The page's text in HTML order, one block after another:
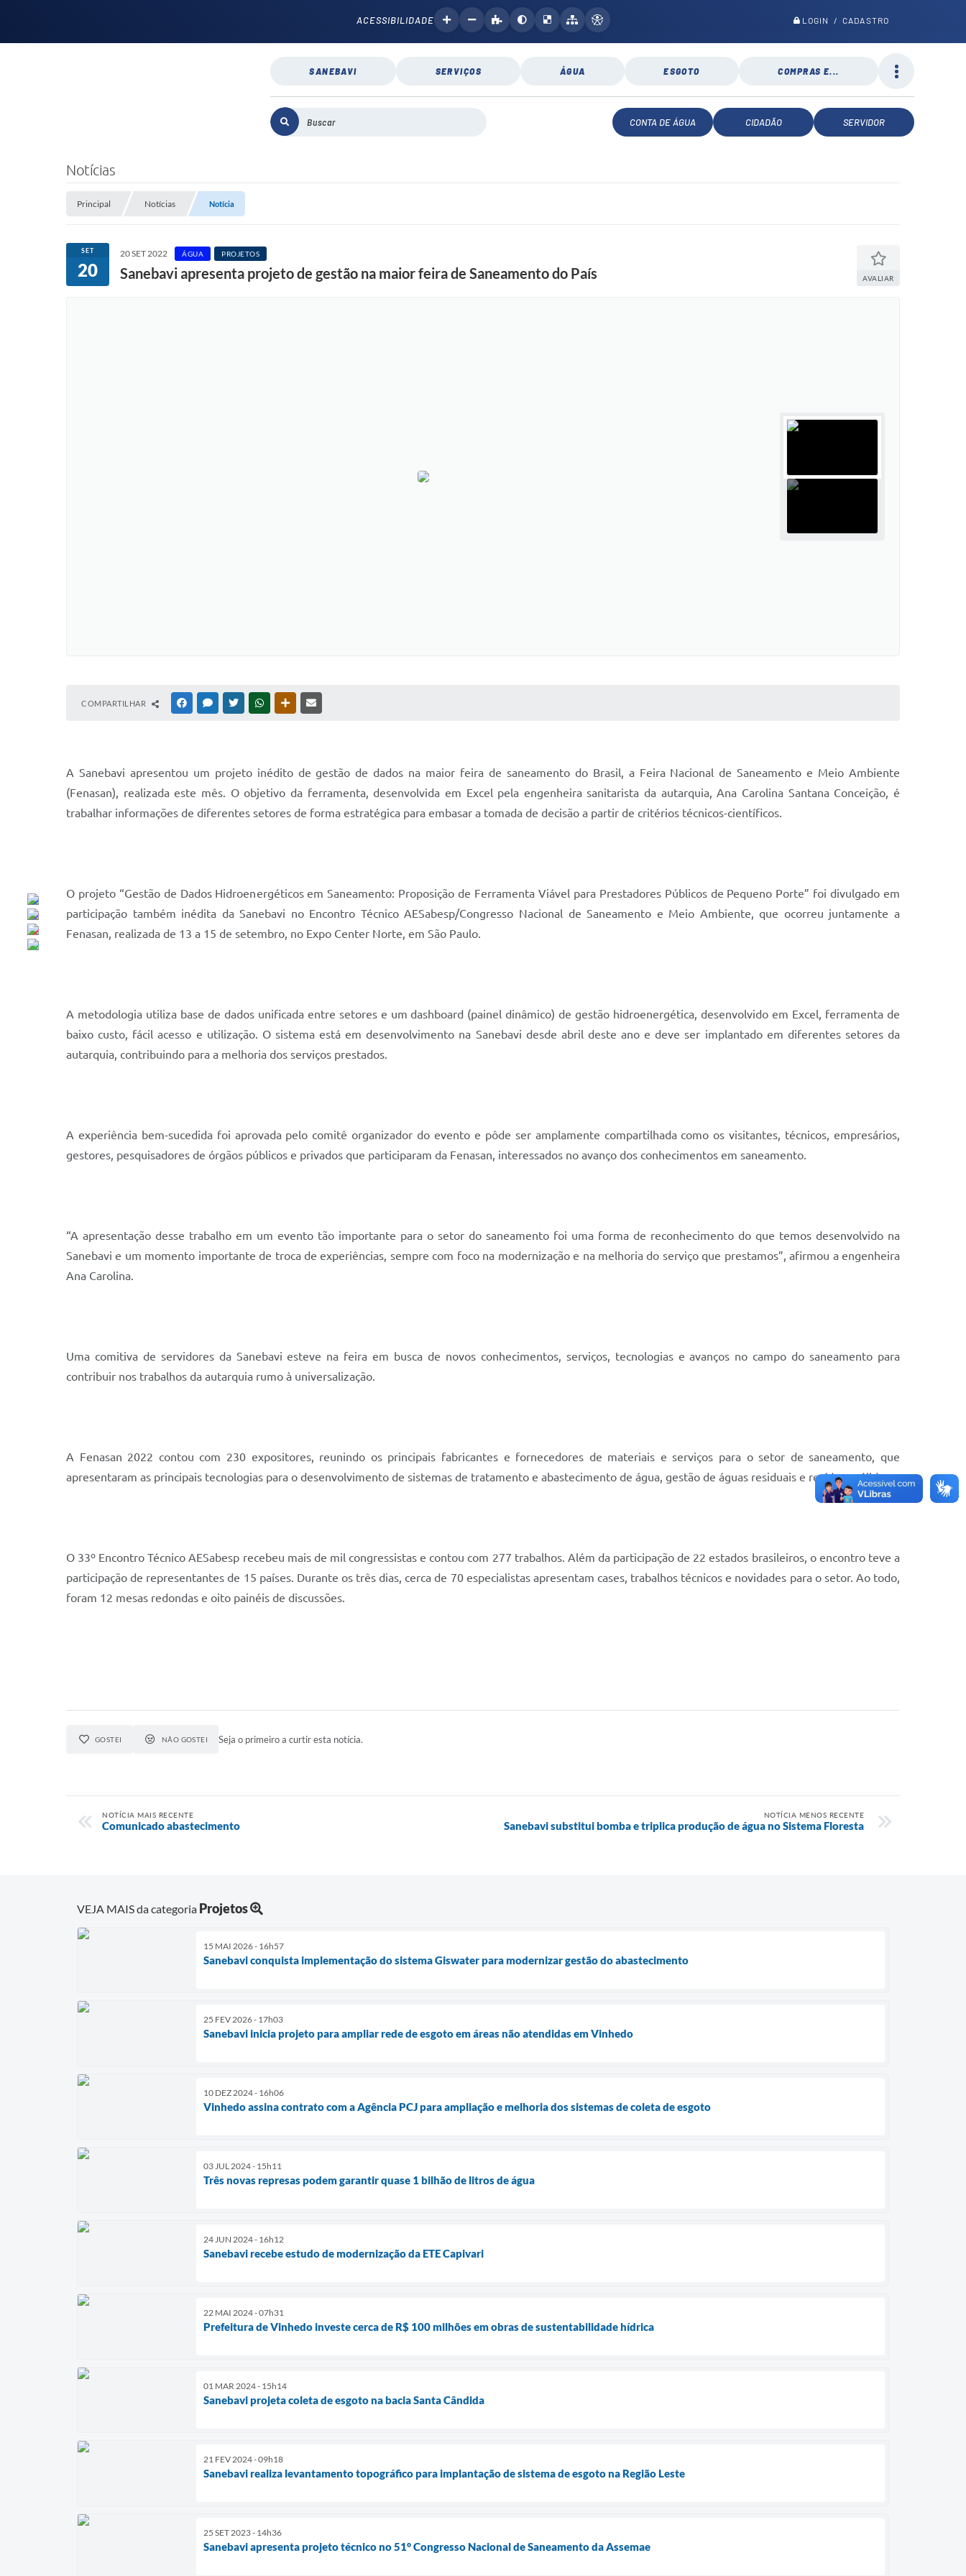
LOGIN / CADASTRO
SANEBAVI SERVIÇOS ÁGUA ESGOTO COMPRAS E...
CONTA DE ÁGUA CIDADÃO SERVIDOR
ACESSIBILIDADE
Notícias
Principal Notícias Notícia
SET
20
20 SET 2022 ÁGUA PROJETOS
Sanebavi apresenta projeto de gestão na maior feira de Saneamento do País AVALIAR
COMPARTILHAR FACEBOOKMESSENGER
TWITTERWHATSAPPOUTRAS MÍDIAS
A Sanebavi apresentou um projeto inédito de gestão de dados na maior feira de saneamento do Brasil, a Feira Nacional de Saneamento e Meio Ambiente
(Fenasan), realizada este mês. O objetivo da ferramenta, desenvolvida em Excel pela engenheira sanitarista da autarquia, Ana Carolina Santana Conceição, é
trabalhar informações de diferentes setores de forma estratégica para embasar a tomada de decisão a partir de critérios técnicos-científicos.
O projeto “Gestão de Dados Hidroenergéticos em Saneamento: Proposição de Ferramenta Viável para Prestadores Públicos de Pequeno Porte” foi divulgado em
participação também inédita da Sanebavi no Encontro Técnico AESabesp/Congresso Nacional de Saneamento e Meio Ambiente, que ocorreu juntamente a
Fenasan, realizada de 13 a 15 de setembro, no Expo Center Norte, em São Paulo.
A metodologia utiliza base de dados unificada entre setores e um dashboard (painel dinâmico) de gestão hidroenergética, desenvolvido em Excel, ferramenta de
baixo custo, fácil acesso e utilização. O sistema está em desenvolvimento na Sanebavi desde abril deste ano e deve ser implantado em diferentes setores da
autarquia, contribuindo para a melhoria dos serviços prestados.
A experiência bem-sucedida foi aprovada pelo comitê organizador do evento e pôde ser amplamente compartilhada como os visitantes, técnicos, empresários,
gestores, pesquisadores de órgãos públicos e privados que participaram da Fenasan, interessados no avanço dos conhecimentos em saneamento.
“A apresentação desse trabalho em um evento tão importante para o setor do saneamento foi uma forma de reconhecimento do que temos desenvolvido na
Sanebavi e um momento importante de troca de experiências, sempre com foco na modernização e na melhoria do serviço que prestamos”, afirmou a engenheira
Ana Carolina.
Uma comitiva de servidores da Sanebavi esteve na feira em busca de novos conhecimentos, serviços, tecnologias e avanços no campo do saneamento para
contribuir nos trabalhos da autarquia rumo à universalização.
A Fenasan 2022 contou com 230 expositores, reunindo os principais fabricantes e fornecedores de materiais e serviços para o setor de saneamento, que
apresentaram as principais tecnologias para o desenvolvimento de sistemas de tratamento e abastecimento de água, gestão de águas residuais e resíduos sólidos.
O 33º Encontro Técnico AESabesp recebeu mais de mil congressistas e contou com 277 trabalhos. Além da participação de 22 estados brasileiros, o encontro teve a
participação de representantes de 15 países. Durante os três dias, cerca de 70 especialistas apresentam cases, trabalhos técnicos e novidades para o setor. Ao todo,
foram 12 mesas redondas e oito painéis de discussões.
GOSTEI NÃO GOSTEI Seja o primeiro a curtir esta notícia.
NOTÍCIA MAIS RECENTE
Comunicado abastecimento
NOTÍCIA MENOS RECENTE
Sanebavi substitui bomba e triplica produção de água no Sistema Floresta
VEJA MAIS da categoria Projetos
15 MAI 2026 - 16h57
Sanebavi conquista implementação do sistema Giswater para modernizar gestão do abastecimento
25 FEV 2026 - 17h03
Sanebavi inicia projeto para ampliar rede de esgoto em áreas não atendidas em Vinhedo
10 DEZ 2024 - 16h06
Vinhedo assina contrato com a Agência PCJ para ampliação e melhoria dos sistemas de coleta de esgoto
03 JUL 2024 - 15h11
Três novas represas podem garantir quase 1 bilhão de litros de água
24 JUN 2024 - 16h12
Sanebavi recebe estudo de modernização da ETE Capivari
22 MAI 2024 - 07h31
Prefeitura de Vinhedo investe cerca de R$ 100 milhões em obras de sustentabilidade hídrica
01 MAR 2024 - 15h14
Sanebavi projeta coleta de esgoto na bacia Santa Cândida
21 FEV 2024 - 09h18
Sanebavi realiza levantamento topográfico para implantação de sistema de esgoto na Região Leste
25 SET 2023 - 14h36
Sanebavi apresenta projeto técnico no 51° Congresso Nacional de Saneamento da Assemae